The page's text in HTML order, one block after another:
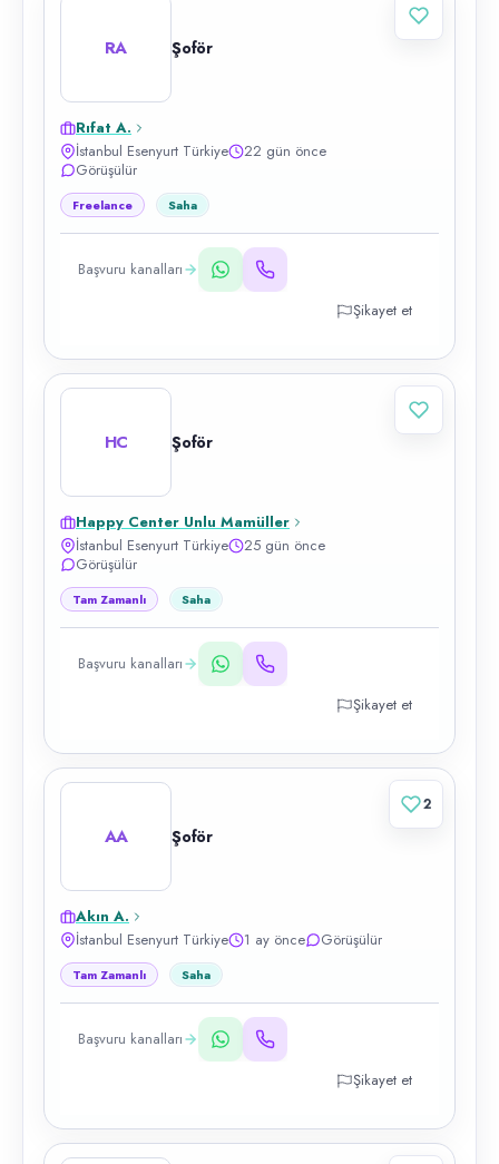
RA Şoför
Rıfat A.
İstanbul Esenyurt Türkiye
22 gün önce
Görüşülür
Freelance Saha
Başvuru kanalları
Şikayet et
HC Şoför
Happy Center Unlu Mamüller
İstanbul Esenyurt Türkiye
25 gün önce
Görüşülür
Tam Zamanlı Saha
Başvuru kanalları
Şikayet et
AA Şoför
Akın A.
İstanbul Esenyurt Türkiye
1 ay önce Görüşülür
Tam Zamanlı Saha
Başvuru kanalları
Şikayet et
2